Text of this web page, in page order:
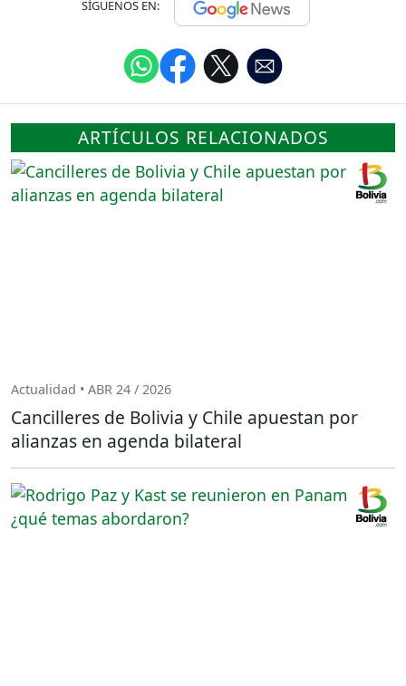
SÍGUENOS EN:
ARTÍCULOS RELACIONADOS
Actualidad • ABR 24 / 2026
Cancilleres de Bolivia y Chile apuestan por
alianzas en agenda bilateral